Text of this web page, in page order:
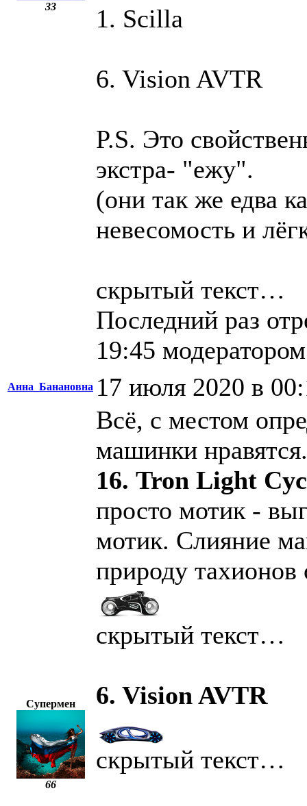
33 1. Scilla
6. Vision AVTR
P.S. Это
экстра- "ежу".
(они так же едва
невесомость и
скрытый текст…
Последний раз
19:45
Анна_Банановна 17 июля 2020 в
Супермен
66
Всё, с местом
машинки нравятся.
16. Tron Light
просто мотик -
мотик. Слияние
природу тахионов
скрытый текст…
6. Vision AVTR
скрытый текст…